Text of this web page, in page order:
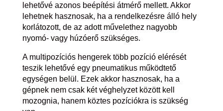
lehetővé azonos beépítési átmérő mellett. Akkor
lehetnek hasznosak, ha a rendelkezésre álló hely
korlátozott, de az adott művelethez nagyobb
nyomó- vagy húzóerő szükséges.
A multipozíciós hengerek több pozíció elérését
teszik lehetővé egy pneumatikus működtető
egységen belül. Ezek akkor hasznosak, ha a
gépnek nem csak két véghelyzet között kell
mozognia, hanem köztes pozíciókra is szükség